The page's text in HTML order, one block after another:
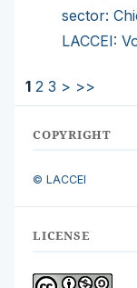
sector:
LACCEI:
1 2 3 > >>
COPYRIGHT
© LACCEI
LICENSE